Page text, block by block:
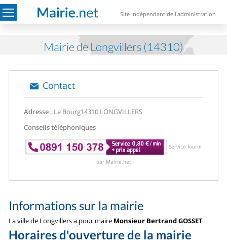
Site indépendant de l'administration
Mairie de Longvillers (14310)
Contact
Adresse : Le Bourg14310 LONGVILLERS
Conseils téléphoniques
Service fourni
par Mairie.net
Informations sur la mairie
La ville de Longvillers a pour maire Monsieur Bertrand GOSSET
Horaires d'ouverture de la mairie